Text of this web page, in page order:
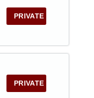
PRIVATE
PRIVATE